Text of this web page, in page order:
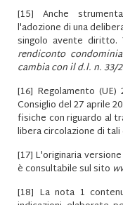
[15] Anche
l'adozione di una
singolo avente diritto.
rendiconto
cambia con il d.l. n. 33/
[16] Regolamento
Consiglio del 27 aprile
fisiche con riguardo al
libera circolazione di tali
[17] L'originaria
è consultabile sul sito
[18] La nota 1